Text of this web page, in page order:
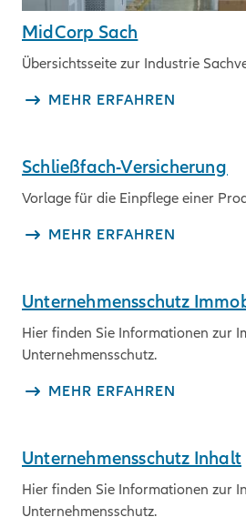
MidCorp Sach
Übersichtsseite zur Industrie
MEHR ERFAHREN
Schließfach-Versicherung
Vorlage für die Einpflege einer
MEHR ERFAHREN
Unternehmensschutz
Hier finden Sie Informationen zur
Unternehmensschutz.
MEHR ERFAHREN
Unternehmensschutz Inhalt
Hier finden Sie Informationen zur
Unternehmensschutz.